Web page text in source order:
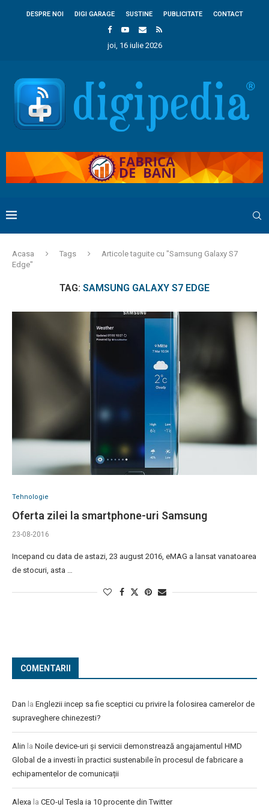
DESPRE NOI DIGI GARAGE SUSTINE PUBLICITATE CONTACT
joi, 16 iulie 2026
Acasa Tags
Articole taguite cu "Samsung Galaxy S7
Edge"
TAG: SAMSUNG GALAXY S7 EDGE
Tehnologie
Oferta zilei la smartphone-uri Samsung
23-08-2016
Incepand cu data de astazi, 23 august 2016, eMAG a lansat vanatoarea
de stocuri, asta …
COMENTARII
Dan la Englezii incep sa fie sceptici cu privire la folosirea camerelor de
supraveghere chinezesti?
Alin la Noile device-uri și servicii demonstrează angajamentul HMD
Global de a investi în practici sustenabile în procesul de fabricare a
echipamentelor de comunicații
Alexa la CEO-ul Tesla ia 10 procente din Twitter